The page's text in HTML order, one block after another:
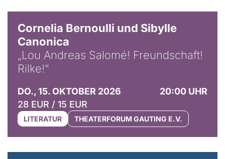
Cornelia Bernoulli und Sibylle
Canonica
„Lou Andreas Salomé! Freundschaft!
Rilke!“
DO., 15. OKTOBER 2026
20:00 UHR
28 EUR / 15 EUR
LITERATUR THEATERFORUM GAUTING E.V.